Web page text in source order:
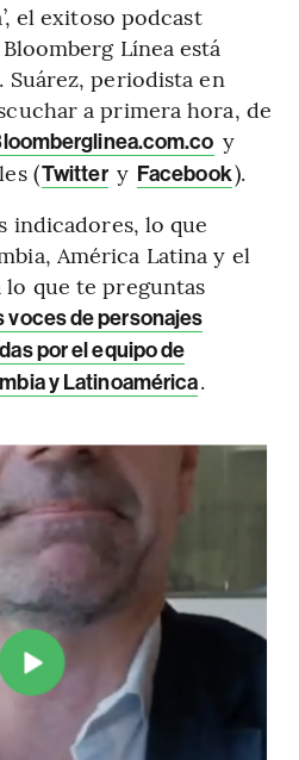
el exitoso podcast
Línea está
periodista en
a primera hora, de
y
(Twitter y Facebook).
indicadores, lo que
América Latina y el
lo que te preguntas
voces de personajes
por el equipo de
y Latinoamérica.